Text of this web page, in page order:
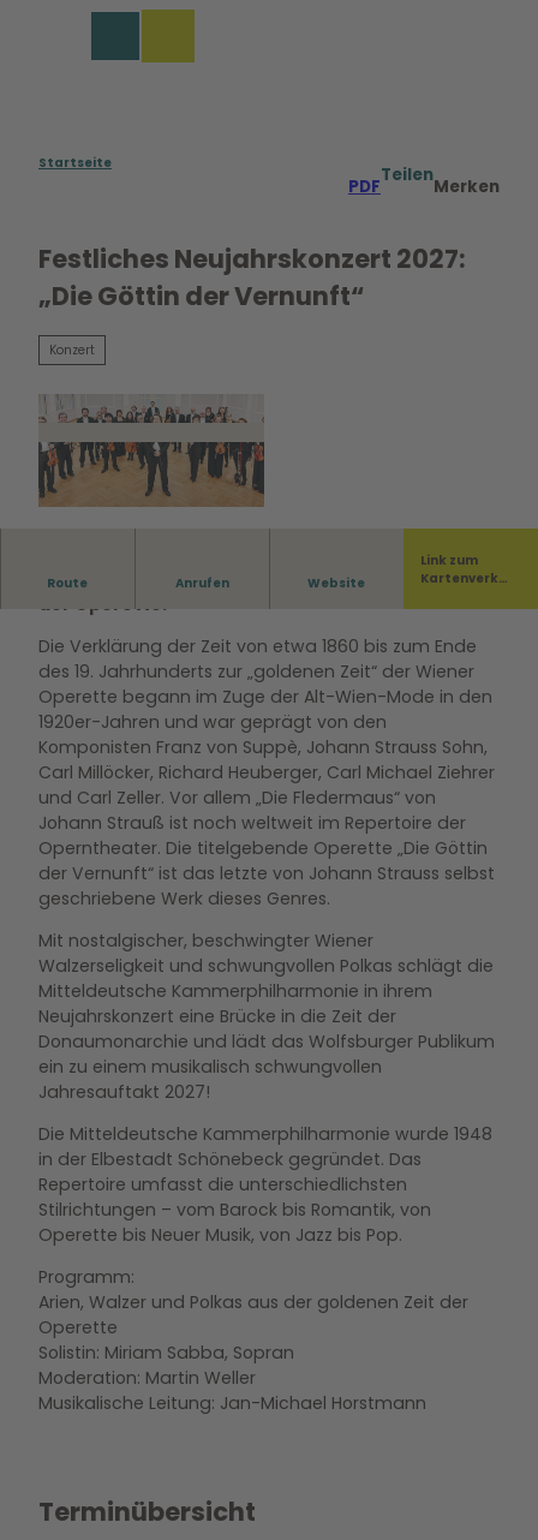
Startseite
PDF
Teilen
Merken
Festliches Neujahrskonzert 2027:
„Die Göttin der Vernunft“
Konzert
Route Anrufen Website
Link zum
Kartenverka
Arien, Walzer und Polkas aus der goldenen Zeit
der Operette.
Die Verklärung der Zeit von etwa 1860 bis zum Ende
des 19. Jahrhunderts zur „goldenen Zeit“ der Wiener
Operette begann im Zuge der Alt-Wien-Mode in den
1920er-Jahren und war geprägt von den
Komponisten Franz von Suppè, Johann Strauss Sohn,
Carl Millöcker, Richard Heuberger, Carl Michael Ziehrer
und Carl Zeller. Vor allem „Die Fledermaus“ von
Johann Strauß ist noch weltweit im Repertoire der
Operntheater. Die titelgebende Operette „Die Göttin
der Vernunft“ ist das letzte von Johann Strauss selbst
geschriebene Werk dieses Genres.
Mit nostalgischer, beschwingter Wiener
Walzerseligkeit und schwungvollen Polkas schlägt die
Mitteldeutsche Kammerphilharmonie in ihrem
Neujahrskonzert eine Brücke in die Zeit der
Donaumonarchie und lädt das Wolfsburger Publikum
ein zu einem musikalisch schwungvollen
Jahresauftakt 2027!
Die Mitteldeutsche Kammerphilharmonie wurde 1948
in der Elbestadt Schönebeck gegründet. Das
Repertoire umfasst die unterschiedlichsten
Stilrichtungen – vom Barock bis Romantik, von
Operette bis Neuer Musik, von Jazz bis Pop.
Programm:
Arien, Walzer und Polkas aus der goldenen Zeit der
Operette
Solistin: Miriam Sabba, Sopran
Moderation: Martin Weller
Musikalische Leitung: Jan-Michael Horstmann
Terminübersicht